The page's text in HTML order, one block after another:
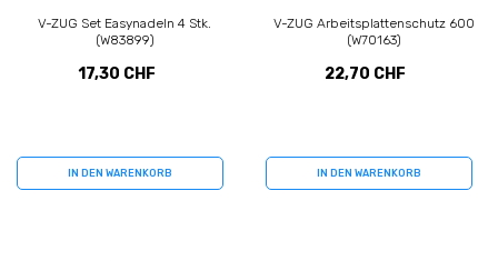
V-ZUG Set Easynadeln 4 Stk.
(W83899)
17,30 CHF
IN DEN WARENKORB
V-ZUG Arbeitsplattenschutz 600
(W70163)
22,70 CHF
IN DEN WARENKORB